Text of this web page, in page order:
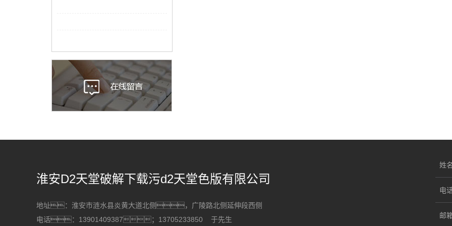
淮安D2天堂破解下载污d2天堂色版有限公司
地址：淮安市涟水县炎黄大道北侧，广陵路北侧延伸段西侧
电话：13901409387；13705233850 于先生
姓名
电
邮